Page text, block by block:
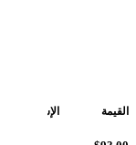
القيمة الإشارة